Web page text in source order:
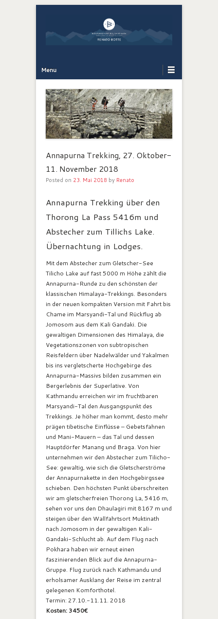
Menu
Annapurna Trekking, 27. Oktober-
11. November 2018
Posted on 23. Mai 2018 by Renato
Annapurna Trekking über den
Thorong La Pass 5416m und
Abstecher zum Tillichs Lake.
Übernachtung in Lodges.
Mit dem Abstecher zum Gletscher-See
Tilicho Lake auf fast 5000 m Höhe zählt die
Annapurna-Runde zu den schönsten der
klassischen Himalaya-Trekkings. Besonders
in der neuen kompakten Version mit Fahrt bis
Chame im Marsyandi-Tal und Rückflug ab
Jomosom aus dem Kali Gandaki. Die
gewaltigen Dimensionen des Himalaya, die
Vegetationszonen von subtropischen
Reisfeldern über Nadelwälder und Yakalmen
bis ins vergletscherte Hochgebirge des
Annapurna-Massivs bilden zusammen ein
Bergerlebnis der Superlative. Von
Kathmandu erreichen wir im fruchtbaren
Marsyandi-Tal den Ausgangspunkt des
Trekkings. Je höher man kommt, desto mehr
prägen tibetische Einflüsse – Gebetsfahnen
und Mani-Mauern – das Tal und dessen
Hauptdörfer Manang und Braga. Von hier
unternehmen wir den Abstecher zum Tilicho-
See: gewaltig, wie sich die Gletscherströme
der Annapurnakette in den Hochgebirgssee
schieben. Den höchsten Punkt überschreiten
wir am gletscherfreien Thorong La, 5416 m,
sehen vor uns den Dhaulagiri mit 8167 m und
steigen über den Wallfahrtsort Muktinath
nach Jomosom in der gewaltigen Kali-
Gandaki-Schlucht ab. Auf dem Flug nach
Pokhara haben wir erneut einen
faszinierenden Blick auf die Annapurna-
Gruppe. Flug zurück nach Kathmandu und
erholsamer Ausklang der Reise im zentral
gelegenen Komforthotel.
Termin: 27.10.-11.11. 2018
Kosten: 3450€